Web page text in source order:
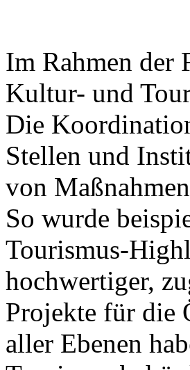
Im Rahmen der
Kultur- und
Die
Stellen und
von
So wurde
Tourismus-
hochwertiger,
Projekte für die
aller Ebenen